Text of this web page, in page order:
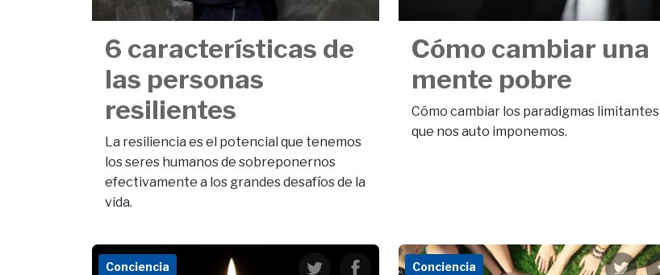
6 características de
las personas
resilientes
La resiliencia es el potencial que tenemos
los seres humanos de sobreponernos
efectivamente a los grandes desafíos de la
vida.
Cómo cambiar una
mente pobre
Cómo cambiar los paradigmas limitantes
que nos auto imponemos.
Conciencia Conciencia